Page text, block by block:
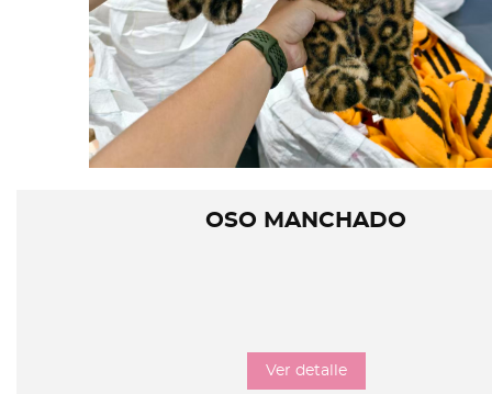
OSO MANCHADO
Ver detalle